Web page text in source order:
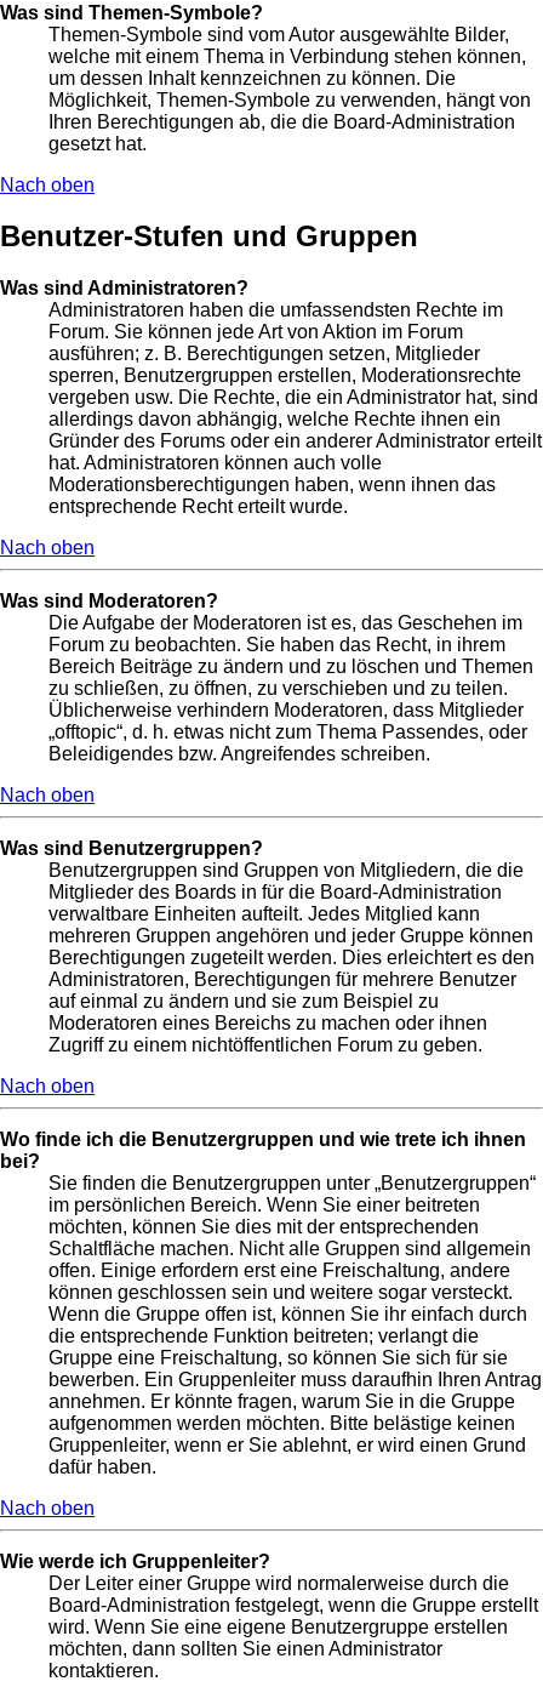
Was sind Themen-Symbole?
Themen-Symbole sind vom Autor ausgewählte Bilder,
welche mit einem Thema in Verbindung stehen können,
um dessen Inhalt kennzeichnen zu können. Die
Möglichkeit, Themen-Symbole zu verwenden, hängt von
Ihren Berechtigungen ab, die die Board-Administration
gesetzt hat.
Nach oben
Benutzer-Stufen und Gruppen
Was sind Administratoren?
Administratoren haben die umfassendsten Rechte im
Forum. Sie können jede Art von Aktion im Forum
ausführen; z. B. Berechtigungen setzen, Mitglieder
sperren, Benutzergruppen erstellen, Moderationsrechte
vergeben usw. Die Rechte, die ein Administrator hat, sind
allerdings davon abhängig, welche Rechte ihnen ein
Gründer des Forums oder ein anderer Administrator erteilt
hat. Administratoren können auch volle
Moderationsberechtigungen haben, wenn ihnen das
entsprechende Recht erteilt wurde.
Nach oben
Was sind Moderatoren?
Die Aufgabe der Moderatoren ist es, das Geschehen im
Forum zu beobachten. Sie haben das Recht, in ihrem
Bereich Beiträge zu ändern und zu löschen und Themen
zu schließen, zu öffnen, zu verschieben und zu teilen.
Üblicherweise verhindern Moderatoren, dass Mitglieder
„offtopic“, d. h. etwas nicht zum Thema Passendes, oder
Beleidigendes bzw. Angreifendes schreiben.
Nach oben
Was sind Benutzergruppen?
Benutzergruppen sind Gruppen von Mitgliedern, die die
Mitglieder des Boards in für die Board-Administration
verwaltbare Einheiten aufteilt. Jedes Mitglied kann
mehreren Gruppen angehören und jeder Gruppe können
Berechtigungen zugeteilt werden. Dies erleichtert es den
Administratoren, Berechtigungen für mehrere Benutzer
auf einmal zu ändern und sie zum Beispiel zu
Moderatoren eines Bereichs zu machen oder ihnen
Zugriff zu einem nichtöffentlichen Forum zu geben.
Nach oben
Wo finde ich die Benutzergruppen und wie trete ich ihnen
bei?
Sie finden die Benutzergruppen unter „Benutzergruppen“
im persönlichen Bereich. Wenn Sie einer beitreten
möchten, können Sie dies mit der entsprechenden
Schaltfläche machen. Nicht alle Gruppen sind allgemein
offen. Einige erfordern erst eine Freischaltung, andere
können geschlossen sein und weitere sogar versteckt.
Wenn die Gruppe offen ist, können Sie ihr einfach durch
die entsprechende Funktion beitreten; verlangt die
Gruppe eine Freischaltung, so können Sie sich für sie
bewerben. Ein Gruppenleiter muss daraufhin Ihren Antrag
annehmen. Er könnte fragen, warum Sie in die Gruppe
aufgenommen werden möchten. Bitte belästige keinen
Gruppenleiter, wenn er Sie ablehnt, er wird einen Grund
dafür haben.
Nach oben
Wie werde ich Gruppenleiter?
Der Leiter einer Gruppe wird normalerweise durch die
Board-Administration festgelegt, wenn die Gruppe erstellt
wird. Wenn Sie eine eigene Benutzergruppe erstellen
möchten, dann sollten Sie einen Administrator
kontaktieren.